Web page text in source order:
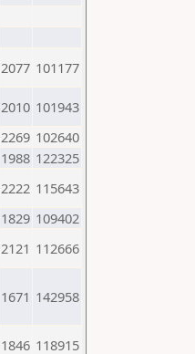
2077 101177
2010 101943
2269 102640
1988 122325
2222 115643
1829 109402
2121 112666
1671 142958
1846 118915